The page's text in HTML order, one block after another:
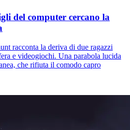
del computer cercano la
racconta la deriva di due ragazzi
e videogiochi. Una parabola lucida
che rifiuta il comodo capro